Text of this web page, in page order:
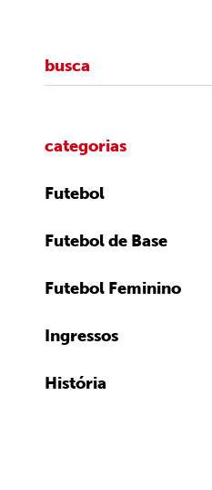
categorias
Futebol
Futebol de Base
Futebol Feminino
Ingressos
História